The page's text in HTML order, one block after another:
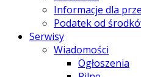
Informacje dla
Podatek od
Serwisy
Wiadomości
Ogłoszenia